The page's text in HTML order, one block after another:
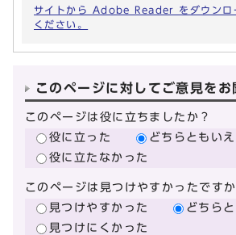
サイトから Adobe Reader をダウンロ
ください。
このページに対してご意見をお
このページは役に立ちましたか？
役に立った
どちらともい
役に立たなかった
このページは見つけやすかったですか
見つけやすかった
どちら
見つけにくかった